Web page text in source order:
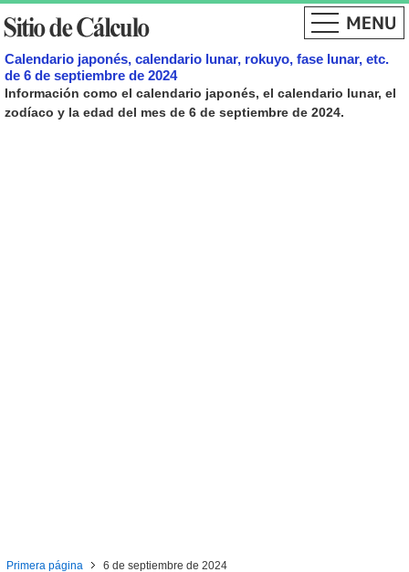
Calendario japonés, calendario lunar, rokuyo, fase lunar, etc.
de 6 de septiembre de 2024
Información como el calendario japonés, el calendario lunar, el
zodíaco y la edad del mes de 6 de septiembre de 2024.
Primera página 6 de septiembre de 2024